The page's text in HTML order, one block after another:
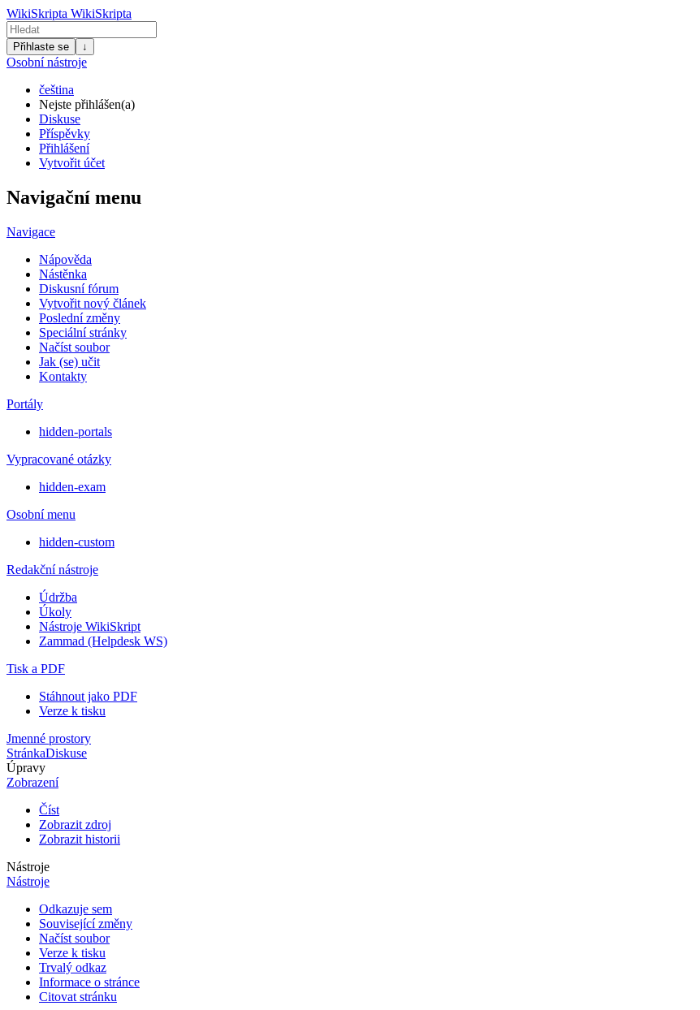
WikiSkripta WikiSkripta
Přihlaste se ↓
Osobní nástroje
čeština
Nejste přihlášen(a)
Diskuse
Příspěvky
Přihlášení
Vytvořit účet
Navigační menu
Navigace
Nápověda
Nástěnka
Diskusní fórum
Vytvořit nový článek
Poslední změny
Speciální stránky
Načíst soubor
Jak (se) učit
Kontakty
Portály
hidden-portals
Vypracované otázky
hidden-exam
Osobní menu
hidden-custom
Redakční nástroje
Údržba
Úkoly
Nástroje WikiSkript
Zammad (Helpdesk WS)
Tisk a PDF
Stáhnout jako PDF
Verze k tisku
Jmenné prostory
StránkaDiskuse
Úpravy
Zobrazení
Číst
Zobrazit zdroj
Zobrazit historii
Nástroje
Nástroje
Odkazuje sem
Související změny
Načíst soubor
Verze k tisku
Trvalý odkaz
Informace o stránce
Citovat stránku